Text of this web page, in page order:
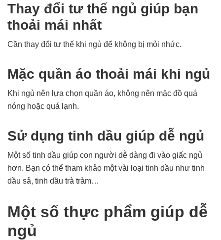
Thay đổi tư thế ngủ giúp bạn
thoải mái nhất
Cần thay đổi tư thế khi ngủ để không bị mỏi nhức.
Mặc quần áo thoải mái khi ngủ
Khi ngủ nên lựa chọn quần áo, không nên mặc đồ quá
nóng hoặc quá lạnh.
Sử dụng tinh dầu giúp dễ ngủ
Một số tinh dầu giúp con người dễ dàng đi vào giấc ngủ
hơn. Bạn có thể tham khảo một vài loại tinh dầu như tinh
dầu sả, tinh dầu trà tràm…
Một số thực phẩm giúp dễ
ngủ